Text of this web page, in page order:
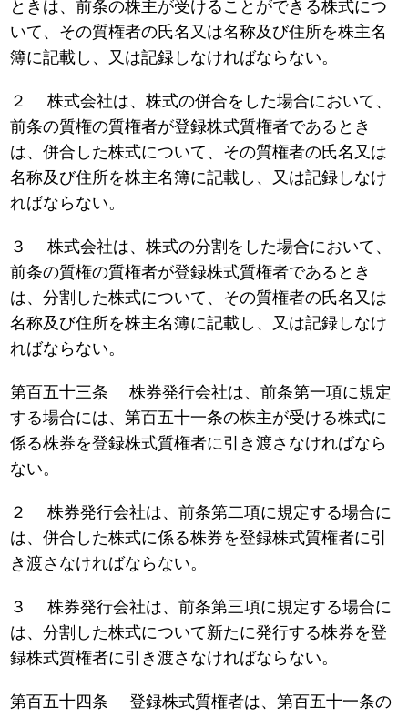
ときは、前条の株主が受けることができる株式につ
いて、その質権者の氏名又は名称及び住所を株主名
簿に記載し、又は記録しなければならない。
２ 株式会社は、株式の併合をした場合において、
前条の質権の質権者が登録株式質権者であるとき
は、併合した株式について、その質権者の氏名又は
名称及び住所を株主名簿に記載し、又は記録しなけ
ればならない。
３ 株式会社は、株式の分割をした場合において、
前条の質権の質権者が登録株式質権者であるとき
は、分割した株式について、その質権者の氏名又は
名称及び住所を株主名簿に記載し、又は記録しなけ
ればならない。
第百五十三条 株券発行会社は、前条第一項に規定
する場合には、第百五十一条の株主が受ける株式に
係る株券を登録株式質権者に引き渡さなければなら
ない。
２ 株券発行会社は、前条第二項に規定する場合に
は、併合した株式に係る株券を登録株式質権者に引
き渡さなければならない。
３ 株券発行会社は、前条第三項に規定する場合に
は、分割した株式について新たに発行する株券を登
録株式質権者に引き渡さなければならない。
第百五十四条 登録株式質権者は、第百五十一条の